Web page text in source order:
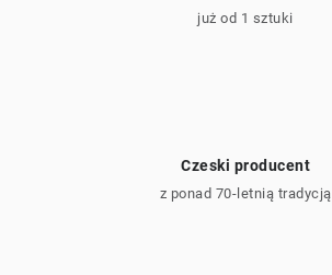
już od 1 sztuki
Czeski producent
z ponad 70-letnią tradycją